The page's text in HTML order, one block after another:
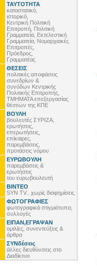
ΤΑΥΤΟΤΗΤΑ
καταστατικό,
ιστορικό,
Κεντρική Πολιτική
Επιτροπή, Πολιτική
Γραμματεία, Εκτελεστική
Γραμματεία, Νομαρχιακές
Επιτροπές,
Πρόεδρος,
Γραμματέας
ΘΕΣΕΙΣ
πολιτικές αποφάσεις
συνεδρίων &
συνόδων Κεντρικής
Πολιτικής Επιτροπής,
ΤΜΗΜΑΤΑ επεξεργασίας
θέσεων της ΚΠΕ
ΒΟΥΛΗ
βουλευτές ΣΥΡΙΖΑ,
ερωτήσεις,
επερωτήσεις,
επίκαιρες,
παρεμβάσεις,
προτάσεις νόμου
ΕΥΡΩΒΟΥΛΗ
παρεμβάσεις &
ερωτήσεις
του ευρωβουλευτή
ΒΙΝΤΕΟ
SYN TV.. χωρίς διαφημίσεις
ΦΩΤΟΓΡΑΦΙΕΣ
φωτογραφικά στιγμιότυπα,
συλλογές
ΕΙΠΑΝ,ΕΓΡΑΨΑΝ
ομιλίες, συνεντεύξεις &
άρθρα
ΣΥΝδέσεις
άλλες διευθύνσεις στο
Διαδίκτυο